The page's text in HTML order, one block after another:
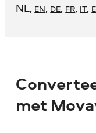
NL, EN, DE, FR, IT,
met